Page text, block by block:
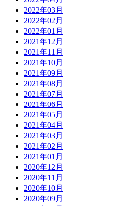
2022年03月
2022年02月
2022年01月
2021年12月
2021年11月
2021年10月
2021年09月
2021年08月
2021年07月
2021年06月
2021年05月
2021年04月
2021年03月
2021年02月
2021年01月
2020年12月
2020年11月
2020年10月
2020年09月